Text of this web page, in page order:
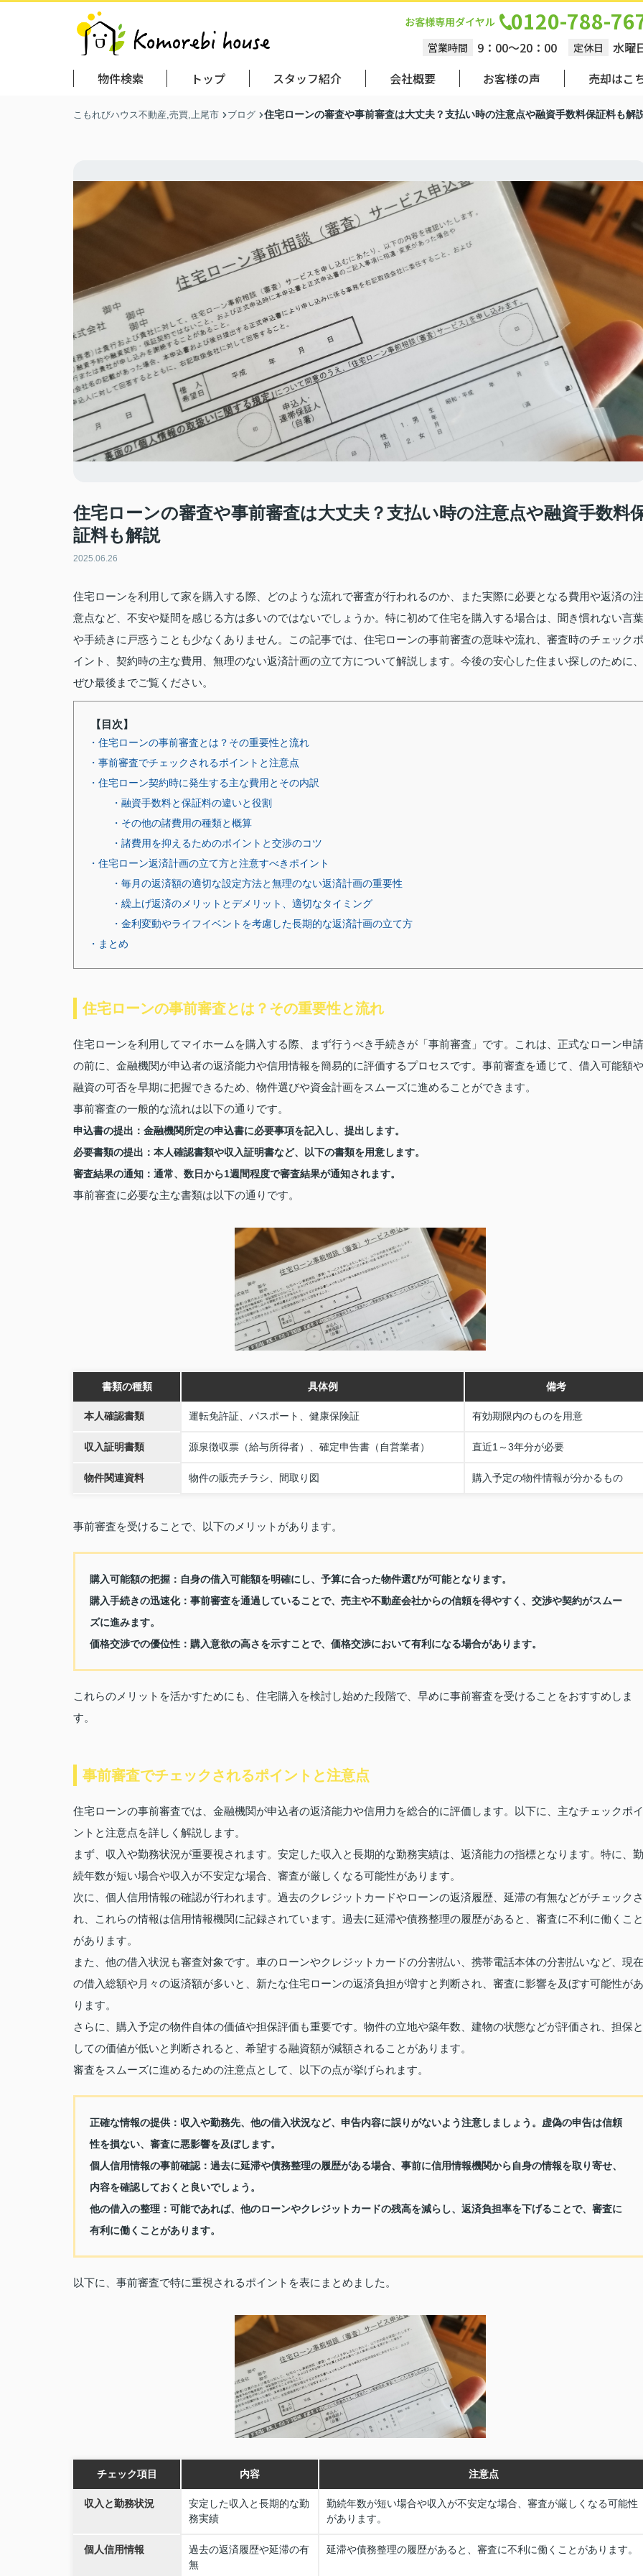
0120-788-
営業時間 9：00～20：00 定休日
水曜
物件検索
トップ スタッフ紹介 会社概要 お客様の声 売却はこ
こもれびハウス不動産,売買,上尾市 ブログ 住宅ローンの審査や事前審査は大丈夫？支払い時の注意点や融資手数料保証料も解
住宅ローンの審査や事前審査は大丈夫？支払い時の注意点や融資手数料
証料も解説
2025.06.26
住宅ローンを利用して家を購入する際、どのような流れで審査が行われるのか、また実際に必要となる費用や返済の注
意点など、不安や疑問を感じる方は多いのではないでしょうか。特に初めて住宅を購入する場合は、聞き慣れない言葉
や手続きに戸惑うことも少なくありません。この記事では、住宅ローンの事前審査の意味や流れ、審査時のチェックポ
イント、契約時の主な費用、無理のない返済計画の立て方について解説します。今後の安心した住まい探しのために、
ぜひ最後までご覧ください。
【目次】
・住宅ローンの事前審査とは？その重要性と流れ
・事前審査でチェックされるポイントと注意点
・住宅ローン契約時に発生する主な費用とその内訳
・融資手数料と保証料の違いと役割
・その他の諸費用の種類と概算
・諸費用を抑えるためのポイントと交渉のコツ
・住宅ローン返済計画の立て方と注意すべきポイント
・毎月の返済額の適切な設定方法と無理のない返済計画の重要性
・繰上げ返済のメリットとデメリット、適切なタイミング
・金利変動やライフイベントを考慮した長期的な返済計画の立て方
・まとめ
住宅ローンの事前審査とは？その重要性と流れ
住宅ローンを利用してマイホームを購入する際、まず行うべき手続きが「事前審査」です。これは、正式なローン申請
の前に、金融機関が申込者の返済能力や信用情報を簡易的に評価するプロセスです。事前審査を通じて、借入可能額や
融資の可否を早期に把握できるため、物件選びや資金計画をスムーズに進めることができます。
事前審査の一般的な流れは以下の通りです。
申込書の提出： 金融機関所定の申込書に必要事項を記入し、提出します。
必要書類の提出： 本人確認書類や収入証明書など、以下の書類を用意します。
審査結果の通知： 通常、数日から1週間程度で審査結果が通知されます。
事前審査に必要な主な書類は以下の通りです。
書類の種類 具体例 備考
本人確認書類 運転免許証、パスポート、健康保険証 有効期限内のものを用意
収入証明書類 源泉徴収票（給与所得者）、確定申告書（自営業者） 直近1～3年分が必要
物件関連資料 物件の販売チラシ、間取り図 購入予定の物件情報が分かるもの
事前審査を受けることで、以下のメリットがあります。
購入可能額の把握： 自身の借入可能額を明確にし、予算に合った物件選びが可能となります。
購入手続きの迅速化： 事前審査を通過していることで、売主や不動産会社からの信頼を得やすく、交渉や契約がスムー
ズに進みます。
価格交渉での優位性： 購入意欲の高さを示すことで、価格交渉において有利になる場合があります。
これらのメリットを活かすためにも、住宅購入を検討し始めた段階で、早めに事前審査を受けることをおすすめしま
す。
事前審査でチェックされるポイントと注意点
住宅ローンの事前審査では、金融機関が申込者の返済能力や信用力を総合的に評価します。以下に、主なチェックポイ
ントと注意点を詳しく解説します。
まず、収入や勤務状況が重要視されます。安定した収入と長期的な勤務実績は、返済能力の指標となります。特に、勤
続年数が短い場合や収入が不安定な場合、審査が厳しくなる可能性があります。
次に、個人信用情報の確認が行われます。過去のクレジットカードやローンの返済履歴、延滞の有無などがチェックさ
れ、これらの情報は信用情報機関に記録されています。過去に延滞や債務整理の履歴があると、審査に不利に働くこと
があります。
また、他の借入状況も審査対象です。車のローンやクレジットカードの分割払い、携帯電話本体の分割払いなど、現在
の借入総額や月々の返済額が多いと、新たな住宅ローンの返済負担が増すと判断され、審査に影響を及ぼす可能性があ
ります。
さらに、購入予定の物件自体の価値や担保評価も重要です。物件の立地や築年数、建物の状態などが評価され、担保と
しての価値が低いと判断されると、希望する融資額が減額されることがあります。
審査をスムーズに進めるための注意点として、以下の点が挙げられます。
正確な情報の提供：収入や勤務先、他の借入状況など、申告内容に誤りがないよう注意しましょう。虚偽の申告は信頼
性を損ない、審査に悪影響を及ぼします。
個人信用情報の事前確認：過去に延滞や債務整理の履歴がある場合、事前に信用情報機関から自身の情報を取り寄せ、
内容を確認しておくと良いでしょう。
他の借入の整理：可能であれば、他のローンやクレジットカードの残高を減らし、返済負担率を下げることで、審査に
有利に働くことがあります。
以下に、事前審査で特に重視されるポイントを表にまとめました。
チェック項目 内容 注意点
収入と勤務状況
安定した収入と長期的な勤
務実績
勤続年数が短い場合や収入が不安定な場合、審査が厳しくなる可能性
があります。
個人信用情報
過去の返済履歴や延滞の有
無
延滞や債務整理の履歴があると、審査に不利に働くことがあります。